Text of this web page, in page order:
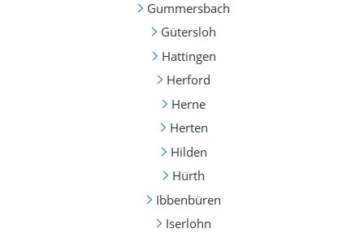
Gummersbach
Gütersloh
Hattingen
Herford
Herne
Herten
Hilden
Hürth
Ibbenbüren
Iserlohn